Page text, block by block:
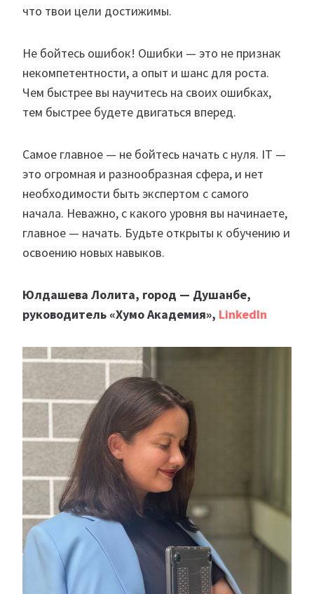
что твои цели достижимы.
Не бойтесь ошибок! Ошибки — это не признак
некомпетентности, а опыт и шанс для роста.
Чем быстрее вы научитесь на своих ошибках,
тем быстрее будете двигаться вперед.
Самое главное — не бойтесь начать с нуля. IT —
это огромная и разнообразная сфера, и нет
необходимости быть экспертом с самого
начала. Неважно, с какого уровня вы начинаете,
главное — начать. Будьте открыты к обучению и
освоению новых навыков.
Юлдашева Лолита, город — Душанбе,
руководитель «Хумо Академия», LinkedIn